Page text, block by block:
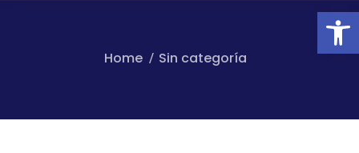
Home Sin categoría